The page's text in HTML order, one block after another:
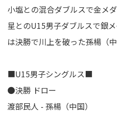
小塩との混合ダブルスで金メ
星とのU15男子ダブルスで銀
は決勝で川上を破った孫楊（
■U15男子シングルス■
●決勝 ドロー
渡部民人 - 孫楊（中国）